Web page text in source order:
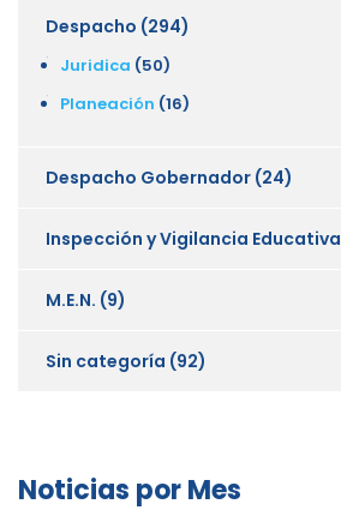
Despacho (294)
Juridica (50)
Planeación (16)
Despacho Gobernador (24)
Inspección y Vigilancia Educativa
M.E.N. (9)
Sin categoría (92)
Noticias por Mes